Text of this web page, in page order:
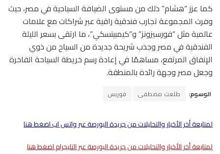
كما عزز “هشام” ذلك من مستوى الضيافة السياحية في مصر، حيث
وفرت المجموعة تجارب فندقية راقية عبر شراكات مع علامات
عالمية مثل “فورسيزونز” و”كيمبينسكي”، ما ارتقى بسعر الليلة
الفندقية في مصر وجذب شريحة جديدة من السياح من ذوي
الإنفاق المرتفع، مساهمًا في إعادة رسم خريطة السياحة الفاخرة
وجعل مصر وجهة رائدة بالمنطقة.
الوسوم: طلعت مصطفى فوربس
لمتابعة أخر الأخبار والتحليلات من جريدة البورصة عبر واتس اب اضغط هنا
لمتابعة أخر الأخبار والتحليلات من جريدة البورصة عبر التليجرام اضغط هنا